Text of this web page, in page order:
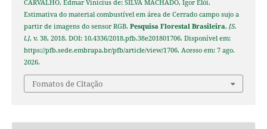
CARVALHO, Edmar Vinicius de; SILVA MACHADO, Igor Elói.
Estimativa do material combustível em área de Cerrado campo sujo a
partir de imagens do sensor RGB. Pesquisa Florestal Brasileira, [S.
l.], v. 38, 2018. DOI: 10.4336/2018.pfb.38e201801706. Disponível em:
https://pfb.sede.embrapa.br/pfb/article/view/1706. Acesso em: 7 ago.
2026.
Fomatos de Citação